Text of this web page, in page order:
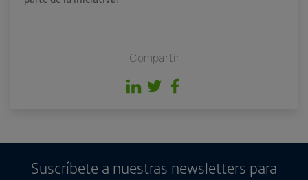
Compartir
Suscríbete a nuestras newsletters para